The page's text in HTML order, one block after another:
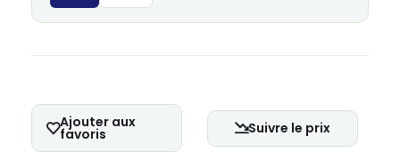
Ajouter aux
favoris Suivre le prix